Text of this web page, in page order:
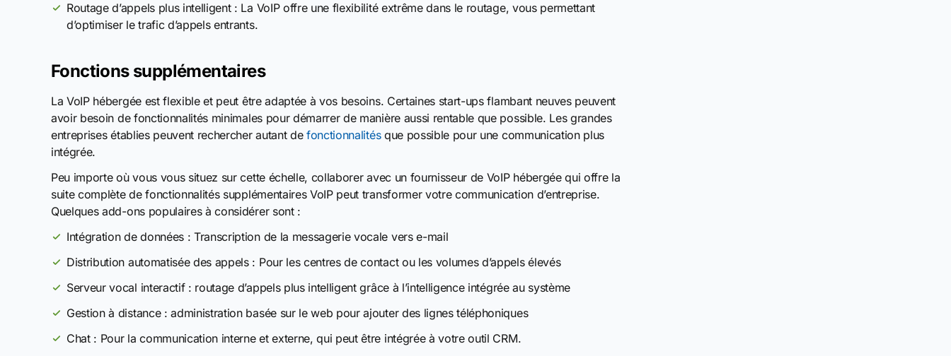
Routage d’appels plus intelligent : La VoIP offre une flexibilité extrême dans le routage, vous permettant
d’optimiser le trafic d’appels entrants.
Fonctions supplémentaires
La VoIP hébergée est flexible et peut être adaptée à vos besoins. Certaines start-ups flambant neuves peuvent
avoir besoin de fonctionnalités minimales pour démarrer de manière aussi rentable que possible. Les grandes
entreprises établies peuvent rechercher autant de fonctionnalitésque possible pour une communication plus
intégrée.
Peu importe où vous vous situez sur cette échelle, collaborer avec un fournisseur de VoIP hébergée qui offre la
suite complète de fonctionnalités supplémentaires VoIP peut transformer votre communication d’entreprise.
Quelques add-ons populaires à considérer sont :
Intégration de données : Transcription de la messagerie vocale vers e-mail
Distribution automatisée des appels : Pour les centres de contact ou les volumes d’appels élevés
Serveur vocal interactif : routage d’appels plus intelligent grâce à l’intelligence intégrée au système
Gestion à distance : administration basée sur le web pour ajouter des lignes téléphoniques
Chat : Pour la communication interne et externe, qui peut être intégrée à votre outil CRM.